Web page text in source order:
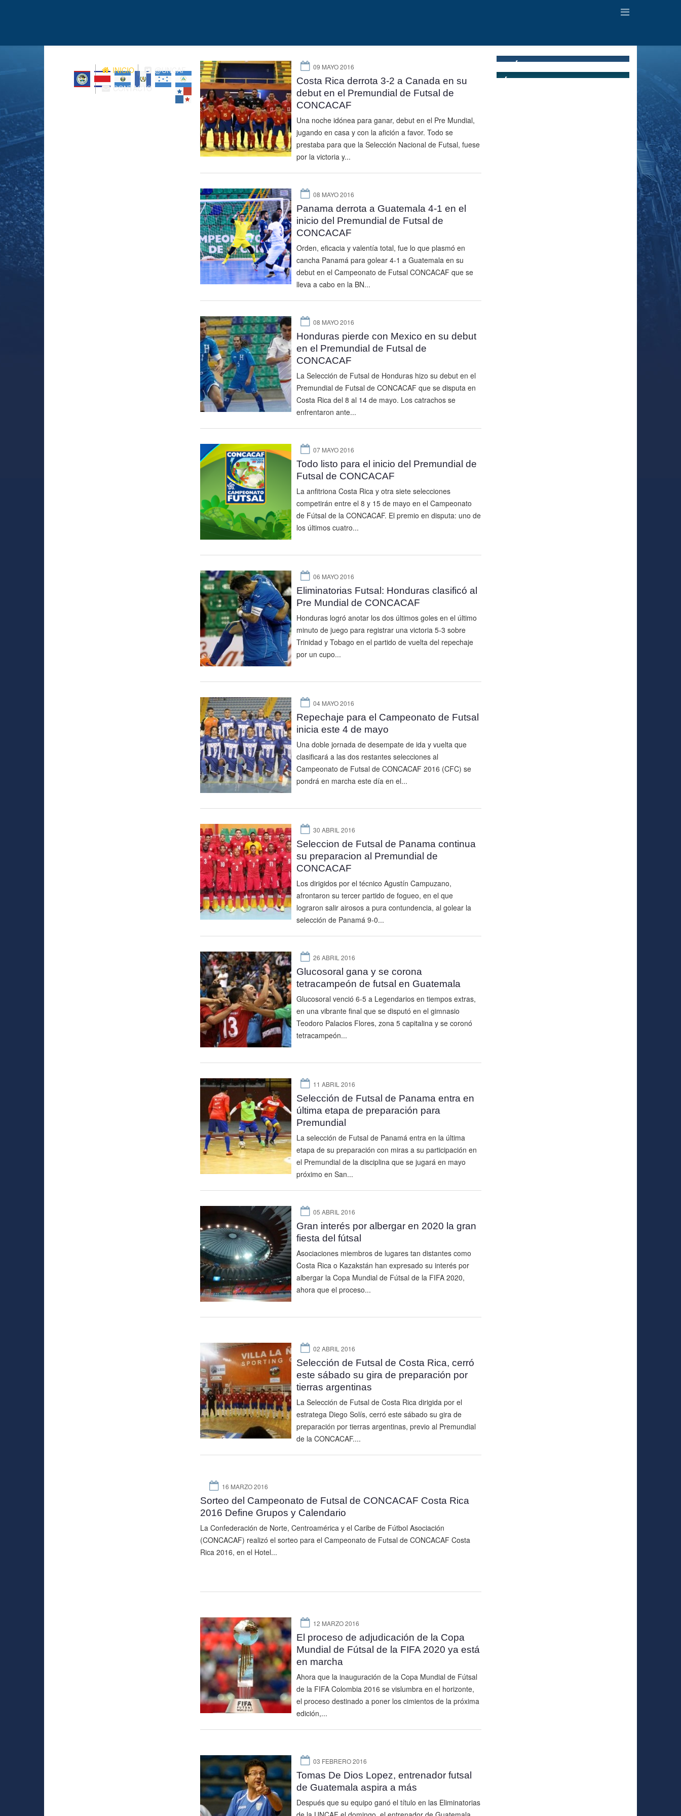
INICIO
@UNCAF
CONTACTO
09 MAYO 2016
Costa Rica derrota 3-2 a Canada en su
debut en el Premundial de Futsal de
CONCACAF
Una noche idónea para ganar, debut en el Pre Mundial,
jugando en casa y con la afición a favor. Todo se
prestaba para que la Selección Nacional de Futsal, fuese
por la victoria y...
08 MAYO 2016
Panama derrota a Guatemala 4-1 en el
inicio del Premundial de Futsal de
CONCACAF
Orden, eficacia y valentía total, fue lo que plasmó en
cancha Panamá para golear 4-1 a Guatemala en su
debut en el Campeonato de Futsal CONCACAF que se
lleva a cabo en la BN...
08 MAYO 2016
Honduras pierde con Mexico en su debut
en el Premundial de Futsal de
CONCACAF
La Selección de Futsal de Honduras hizo su debut en el
Premundial de Futsal de CONCACAF que se disputa en
Costa Rica del 8 al 14 de mayo. Los catrachos se
enfrentaron ante...
07 MAYO 2016
Todo listo para el inicio del Premundial de
Futsal de CONCACAF
La anfitriona Costa Rica y otra siete selecciones
competirán entre el 8 y 15 de mayo en el Campeonato
de Fútsal de la CONCACAF. El premio en disputa: uno de
los últimos cuatro...
06 MAYO 2016
Eliminatorias Futsal: Honduras clasificó al
Pre Mundial de CONCACAF
Honduras logró anotar los dos últimos goles en el último
minuto de juego para registrar una victoria 5-3 sobre
Trinidad y Tobago en el partido de vuelta del repechaje
por un cupo...
04 MAYO 2016
Repechaje para el Campeonato de Futsal
inicia este 4 de mayo
Una doble jornada de desempate de ida y vuelta que
clasificará a las dos restantes selecciones al
Campeonato de Futsal de CONCACAF 2016 (CFC) se
pondrá en marcha este día en el...
30 ABRIL 2016
Seleccion de Futsal de Panama continua
su preparacion al Premundial de
CONCACAF
Los dirigidos por el técnico Agustín Campuzano,
afrontaron su tercer partido de fogueo, en el que
lograron salir airosos a pura contundencia, al golear la
selección de Panamá 9-0...
26 ABRIL 2016
Glucosoral gana y se corona
tetracampeón de futsal en Guatemala
Glucosoral venció 6-5 a Legendarios en tiempos extras,
en una vibrante final que se disputó en el gimnasio
Teodoro Palacios Flores, zona 5 capitalina y se coronó
tetracampeón...
11 ABRIL 2016
Selección de Futsal de Panama entra en
última etapa de preparación para
Premundial
La selección de Futsal de Panamá entra en la última
etapa de su preparación con miras a su participación en
el Premundial de la disciplina que se jugará en mayo
próximo en San...
05 ABRIL 2016
Gran interés por albergar en 2020 la gran
fiesta del fútsal
Asociaciones miembros de lugares tan distantes como
Costa Rica o Kazakstán han expresado su interés por
albergar la Copa Mundial de Fútsal de la FIFA 2020,
ahora que el proceso...
02 ABRIL 2016
Selección de Futsal de Costa Rica, cerró
este sábado su gira de preparación por
tierras argentinas
La Selección de Futsal de Costa Rica dirigida por el
estratega Diego Solís, cerró este sábado su gira de
preparación por tierras argentinas, previo al Premundial
de la CONCACAF....
16 MARZO 2016
Sorteo del Campeonato de Futsal de CONCACAF Costa Rica
2016 Define Grupos y Calendario
La Confederación de Norte, Centroamérica y el Caribe de Fútbol Asociación
(CONCACAF) realizó el sorteo para el Campeonato de Futsal de CONCACAF Costa
Rica 2016, en el Hotel...
12 MARZO 2016
El proceso de adjudicación de la Copa
Mundial de Fútsal de la FIFA 2020 ya está
en marcha
Ahora que la inauguración de la Copa Mundial de Fútsal
de la FIFA Colombia 2016 se vislumbra en el horizonte,
el proceso destinado a poner los cimientos de la próxima
edición,...
03 FEBRERO 2016
Tomas De Dios Lopez, entrenador futsal
de Guatemala aspira a más
Después que su equipo ganó el título en las Eliminatorias